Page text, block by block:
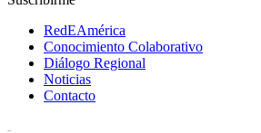
RedEAmérica
Conocimiento Colaborativo
Diálogo Regional
Noticias
Contacto